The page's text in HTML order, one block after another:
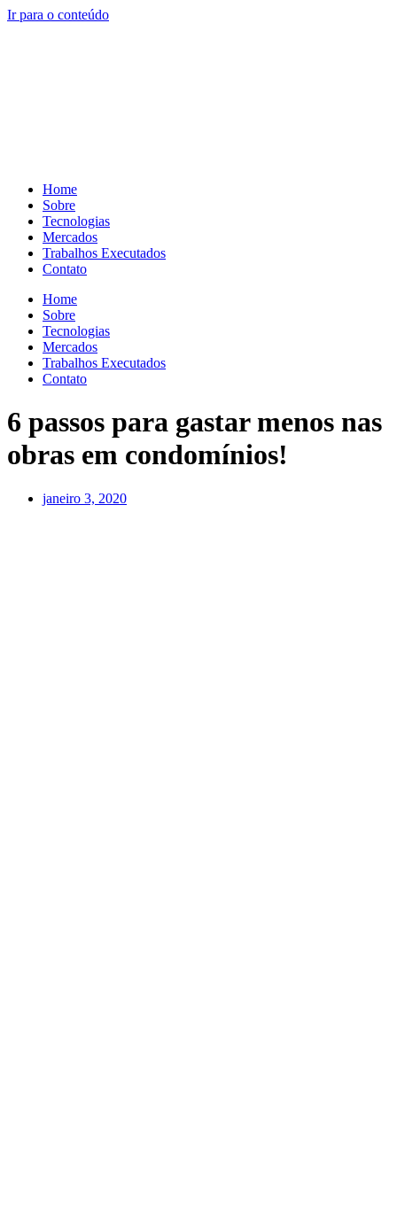
Ir para o conteúdo
Home
Sobre
Tecnologias
Mercados
Trabalhos Executados
Contato
Home
Sobre
Tecnologias
Mercados
Trabalhos Executados
Contato
6 passos para gastar menos nas
obras em condomínios!
janeiro 3, 2020